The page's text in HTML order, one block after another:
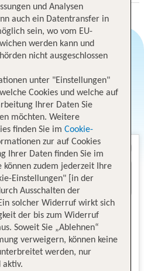
und Analysen
auch ein Datentransfer in
sein, wo vom EU-
werden kann und
nicht ausgeschlossen
unter "Einstellungen"
Cookies und welche auf
Ihrer Daten Sie
möchten. Weitere
finden Sie im Cookie-
zur auf Cookies
Ihrer Daten finden Sie im
können zudem jederzeit Ihre
Einstellungen" [in der
Ausschalten der
solcher Widerruf wirkt sich
der bis zum Widerruf
Soweit Sie „Ablehnen“
verweigern, können keine
werden, nur
aktiv.